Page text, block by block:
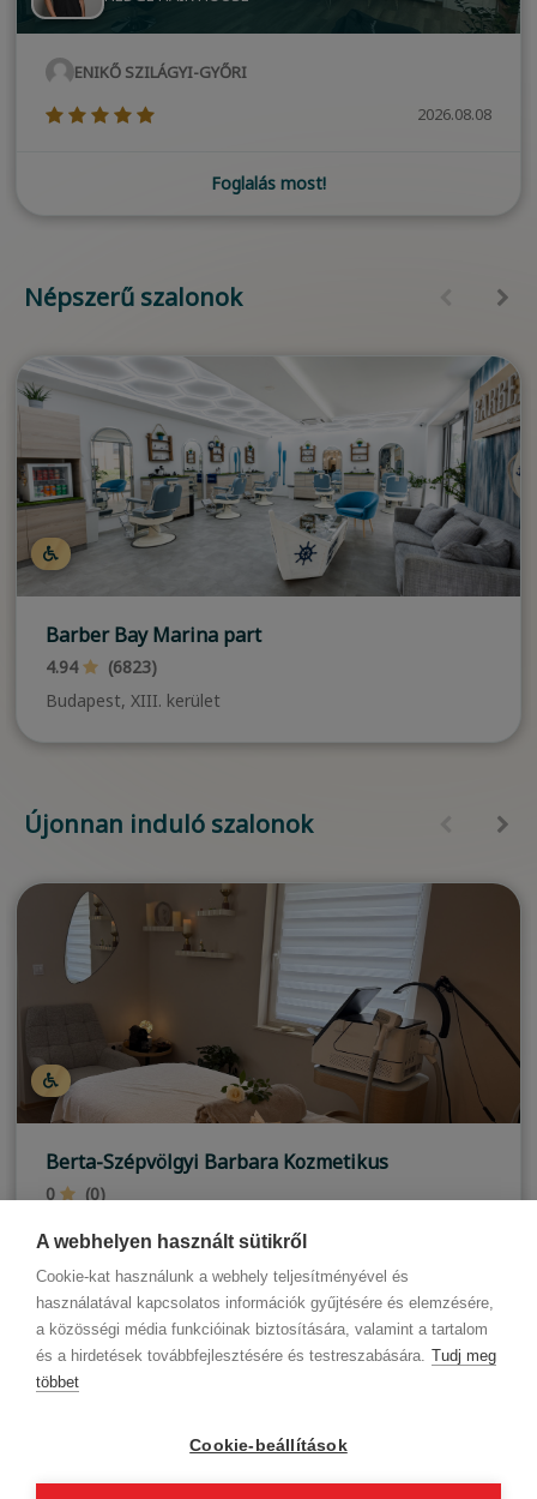
A webhelyen használt sütikről
Cookie-kat használunk a webhely teljesítményével és
használatával kapcsolatos információk gyűjtésére és elemzésére,
a közösségi média funkcióinak biztosítására, valamint a tartalom
és a hirdetések továbbfejlesztésére és testreszabására. Tudj meg
többet
Cookie-beállítások
ENIKŐ SZILÁGYI-GYŐRI
(*)(*)(*)(*)(*) 2026.08.08
Foglalás most!
Népszerű szalonok
Barber Bay Marina part
4.94
(6823)
Budapest, XIII. kerület
Újonnan induló szalonok
Berta-Szépvölgyi Barbara Kozmetikus
0
(0)